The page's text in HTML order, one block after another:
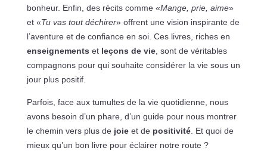
bonheur. Enfin, des récits comme «Mange, prie, aime»
et «Tu vas tout déchirer» offrent une vision inspirante de
l’aventure et de confiance en soi. Ces livres, riches en
enseignements et leçons de vie, sont de véritables
compagnons pour qui souhaite considérer la vie sous un
jour plus positif.
Parfois, face aux tumultes de la vie quotidienne, nous
avons besoin d’un phare, d’un guide pour nous montrer
le chemin vers plus de joieet de positivité. Et quoi de
mieux qu’un bon livre pour éclairer notre route ?